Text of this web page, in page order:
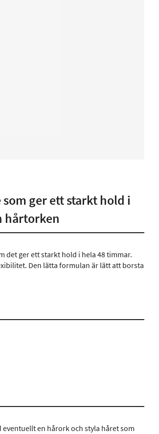
som ger ett starkt hold i
hårtorken
det ger ett starkt hold i hela 48 timmar.
Den lätta formulan är lätt att borsta
en hårork och styla håret som